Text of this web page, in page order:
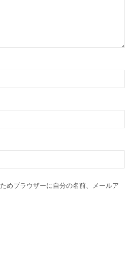
めブラウザーに自分の名前、メールア